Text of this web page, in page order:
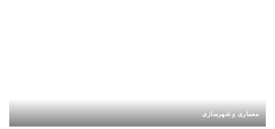
معماری و شهرسازی